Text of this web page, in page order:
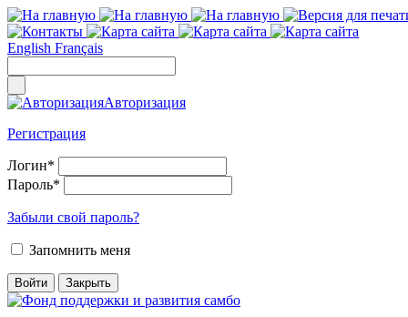
English Français
Авторизация
Регистрация
Логин*
Пароль*
Забыли свой пароль?
Запомнить меня